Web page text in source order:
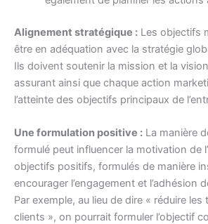
Alignement stratégique : Les objectifs
être en adéquation avec la stratégie
Ils doivent soutenir la mission et la
assurant ainsi que chaque action
l’atteinte des objectifs principaux de
Une formulation positive : La manière
formulé peut influencer la motivation de
objectifs positifs, formulés de manière
encourager l’engagement et l’adhésion
Par exemple, au lieu de dire « réduire les
clients », on pourrait formuler l’objectif